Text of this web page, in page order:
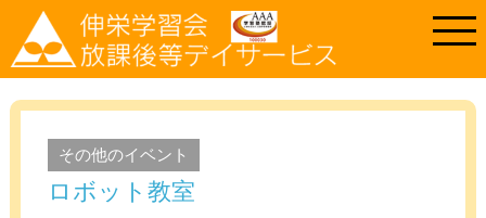
その他のイベント
ロボット教室